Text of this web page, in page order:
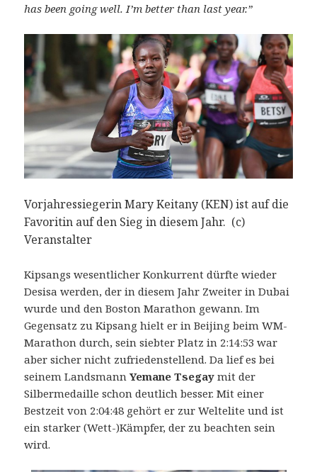
has been going well. I’m better than last year.”
Vorjahressiegerin Mary Keitany (KEN) ist auf die
Favoritin auf den Sieg in diesem Jahr. (c)
Veranstalter
Kipsangs wesentlicher Konkurrent dürfte wieder
Desisa werden, der in diesem Jahr Zweiter in Dubai
wurde und den Boston Marathon gewann. Im
Gegensatz zu Kipsang hielt er in Beijing beim WM-
Marathon durch, sein siebter Platz in 2:14:53 war
aber sicher nicht zufriedenstellend. Da lief es bei
seinem LandsmannYemane Tsegay mit der
Silbermedaille schon deutlich besser. Mit einer
Bestzeit von 2:04:48 gehört er zur Weltelite und ist
ein starker (Wett-)Kämpfer, der zu beachten sein
wird.